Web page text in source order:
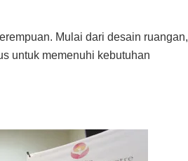
Mulai dari desain ruangan,
untuk memenuhi kebutuhan